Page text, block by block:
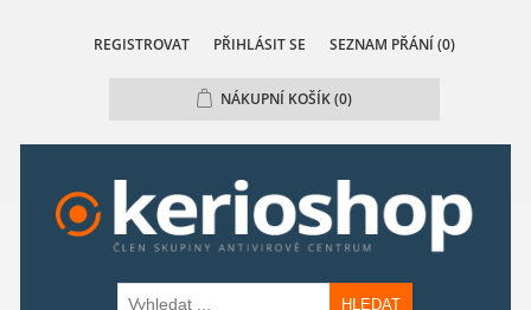
REGISTROVAT PŘIHLÁSIT SE SEZNAM PŘÁNÍ (0)
NÁKUPNÍ KOŠÍK(0)
HLEDAT